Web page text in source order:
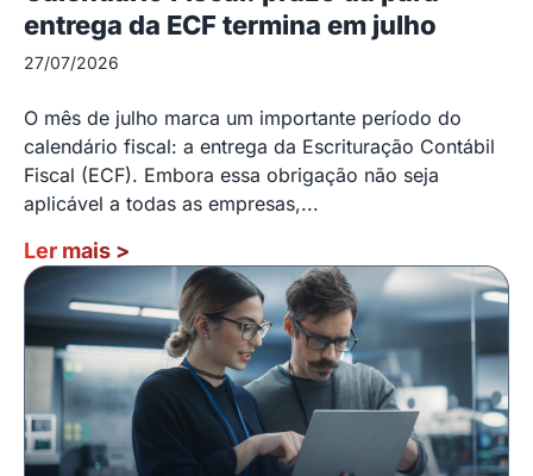
entrega da ECF termina em julho
27/07/2026
O mês de julho marca um importante período do
calendário fiscal: a entrega da Escrituração Contábil
Fiscal (ECF). Embora essa obrigação não seja
aplicável a todas as empresas,...
Ler mais >